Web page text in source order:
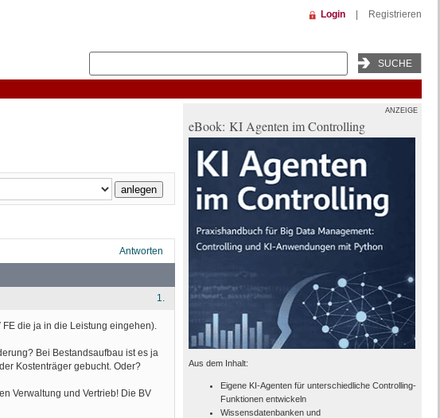
Login Registrieren
Antworten
1.
die ja in die Leistung eingehen).
Bei Bestandsaufbau ist es ja
Kostenträger gebucht. Oder?
Verwaltung und Vertrieb! Die BV
ANZEIGE
eBook: KI Agenten im Controlling
Aus dem Inhalt:
Eigene KI-Agenten für unterschiedliche Controlling-
Funktionen entwickeln
Wissensdatenbanken und